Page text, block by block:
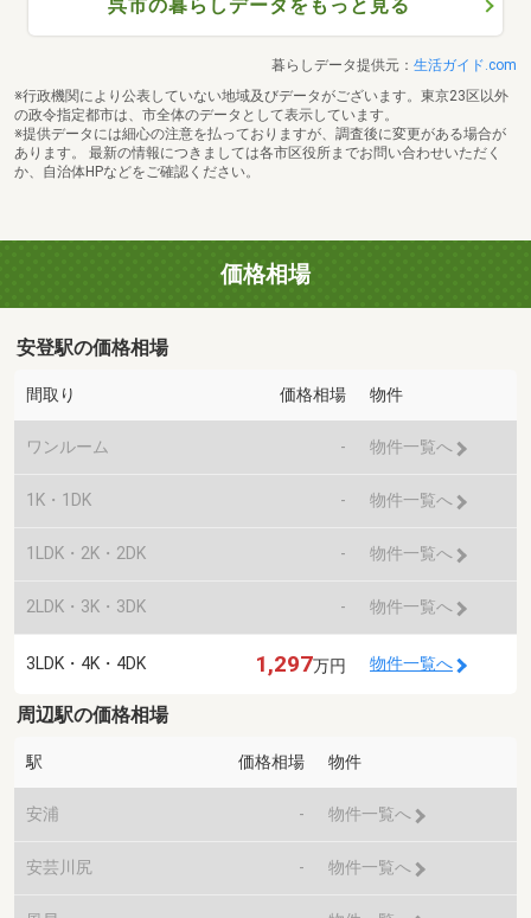
呉市の暮らしデータをもっと見る
暮らしデータ提供元： 生活ガイド.com
※行政機関により公表していない地域及びデータがございます。東京23区以外
の政令指定都市は、市全体のデータとして表示しています。
※提供データには細心の注意を払っておりますが、調査後に変更がある場合が
あります。 最新の情報につきましては各市区役所までお問い合わせいただく
か、自治体HPなどをご確認ください。
価格相場
安登駅の価格相場
間取り 価格相場 物件
ワンルーム - 物件一覧へ
1K・1DK - 物件一覧へ
1LDK・2K・2DK - 物件一覧へ
2LDK・3K・3DK - 物件一覧へ
3LDK・4K・4DK 1,297万円 物件一覧へ
周辺駅の価格相場
駅 価格相場 物件
安浦 - 物件一覧へ
安芸川尻 - 物件一覧へ